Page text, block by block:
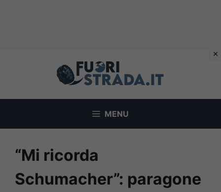
MENU
“Mi ricorda
Schumacher”: paragone